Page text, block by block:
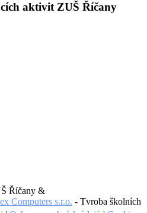
aktivit ZUŠ Říčany
Říčany &
Computers s.r.o. - Tvroba školních